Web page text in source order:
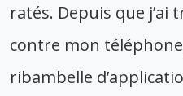
ratés. Depuis que
contre mon
ribambelle